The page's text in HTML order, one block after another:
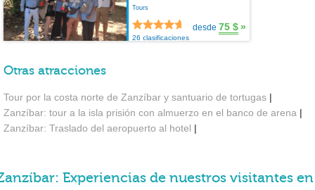
Tours
26 clasificaciones
desde 75 $»
Otras atracciones
Tour por la costa norte de Zanzíbar y santuario de tortugas |
Zanzíbar: tour a la isla prisión con almuerzo en el banco de arena |
Zanzíbar: Traslado del aeropuerto al hotel |
Experiencias de nuestros visitantes en